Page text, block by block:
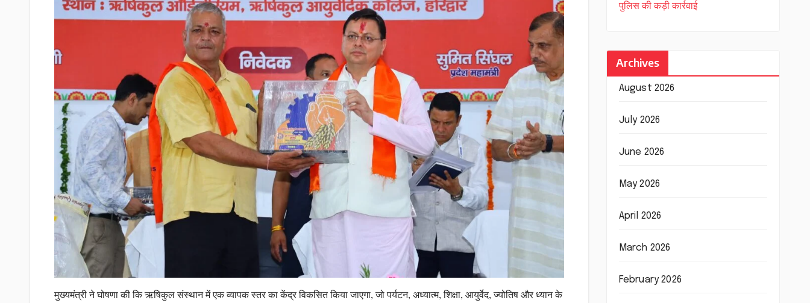
मुख्यमंत्री ने घोषणा की कि ऋषिकुल संस्थान में एक व्यापक स्तर का केंद्र विकसित किया जाएगा, जो पर्यटन, अध्यात्म, शिक्षा, आयुर्वेद, ज्योतिष और ध्यान के
पुलिस की कड़ी कार्रवाई
Archives
August 2026
July 2026
June 2026
May 2026
April 2026
March 2026
February 2026